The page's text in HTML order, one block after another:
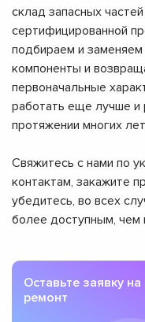
склад запасных
сертифицированной
подбираем и
компоненты и
первоначальные
работать еще лучше и
протяжении многих
Свяжитесь с нами по
контактам, закажите
убедитесь, во всех
более доступным, чем
Оставьте заявку на
ремонт